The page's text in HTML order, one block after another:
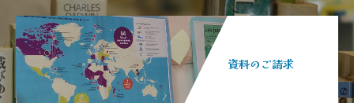
資料のご請求